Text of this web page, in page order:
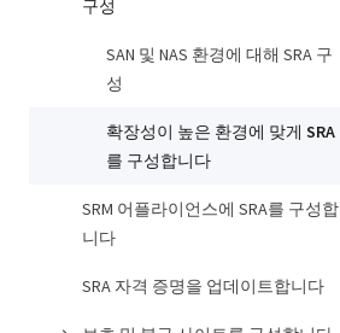
구성
SAN 및 NAS 환경에 대해 SRA 구
성
확장성이 높은 환경에 맞게 SRA
를 구성합니다
SRM 어플라이언스에 SRA를 구성합
니다
SRA 자격 증명을 업데이트합니다